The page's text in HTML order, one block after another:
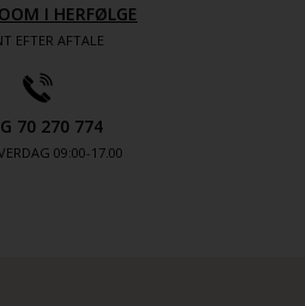
I HERFØLGE
EFTER AFTALE
70 270 774
09:00-17.00